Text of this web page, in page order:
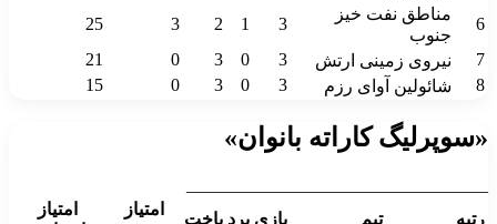
6
مناطق نفت خیز
جنوب
3
1
2
3
25
7
نیروی زمینی ارتش 3
0
3
0
21
8
شائولین آوای رزم 3
0
3
0
15
«سوپرلیگ کاراته بانوان»
رتبه
تیم بازی برد باخت
امتیاز
امتیاز